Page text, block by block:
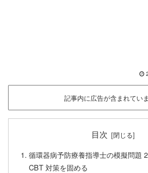
記事内に広告が含まれていま
目次
循環器病予防療養指導士の模擬問題
CBT 対策を固める